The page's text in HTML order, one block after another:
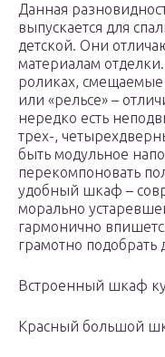
Данная
выпускается для
детской. Они
материалам
роликах,
или «рельсе» –
нередко есть
трех-,
быть модульное
перекомпоновать
удобный шкаф –
морально
гармонично
грамотно подобрать
Встроенный шкаф
Красный большой